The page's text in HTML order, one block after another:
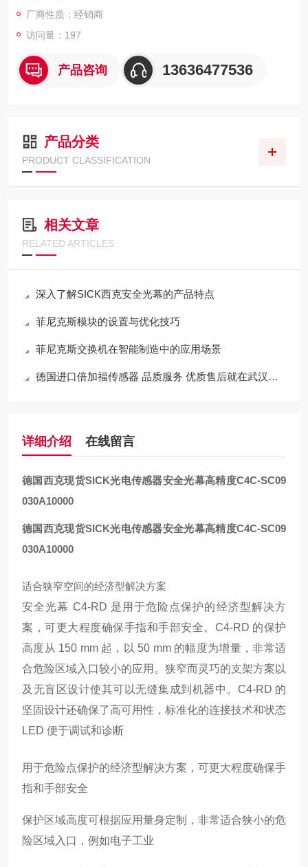
厂商性质：经销商
访问量：197
产品咨询 13636477536
产品分类
PRODUCT CLASSIFICATION
相关文章
RELATED ARTICLES
深入了解SICK西克安全光幕的产品特点
菲尼克斯模块的设置与优化技巧
菲尼克斯交换机在智能制造中的应用场景
德国进口倍加福传感器 品质服务 优质售后就在武汉西尔福
详细介绍 在线留言
德国西克现货SICK光电传感器安全光幕高精度C4C-SC09
030A10000
德国西克现货SICK光电传感器安全光幕高精度C4C-SC09
030A10000
适合狭窄空间的经济型解决方案
安全光幕 C4-RD 是用于危险点保护的经济型解决方
案，可更大程度确保手指和手部安全。C4-RD 的保护
高度从 150 mm 起，以 50 mm 的幅度为增量，非常适
合危险区域入口较小的应用。狭窄而灵巧的支架方案以
及无盲区设计使其可以无缝集成到机器中。C4-RD 的
坚固设计还确保了高可用性，标准化的连接技术和状态
LED 便于调试和诊断
用于危险点保护的经济型解决方案，可更大程度确保手
指和手部安全
保护区域高度可根据应用量身定制，非常适合狭小的危
险区域入口，例如电子工业